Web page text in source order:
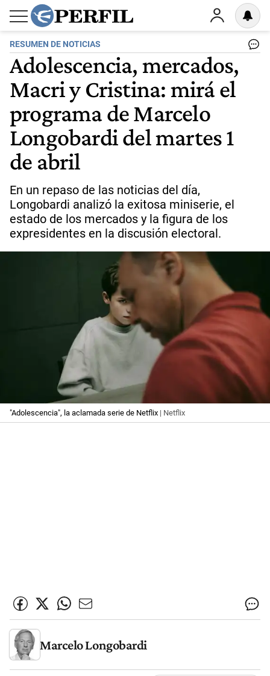
RESUMEN DE NOTICIAS
Adolescencia, mercados,
Macri y Cristina: mirá el
programa de Marcelo
Longobardi del martes 1
de abril
En un repaso de las noticias del día,
Longobardi analizó la exitosa miniserie, el
estado de los mercados y la figura de los
expresidentes en la discusión electoral.
"Adolescencia", la aclamada serie de Netflix | Netflix
Marcelo Longobardi